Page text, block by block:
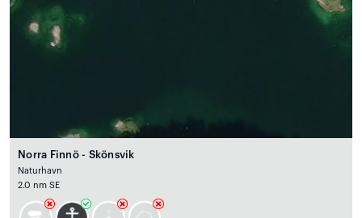
Norra Finnö - Skönsvik
Naturhavn
2.0 nm SE